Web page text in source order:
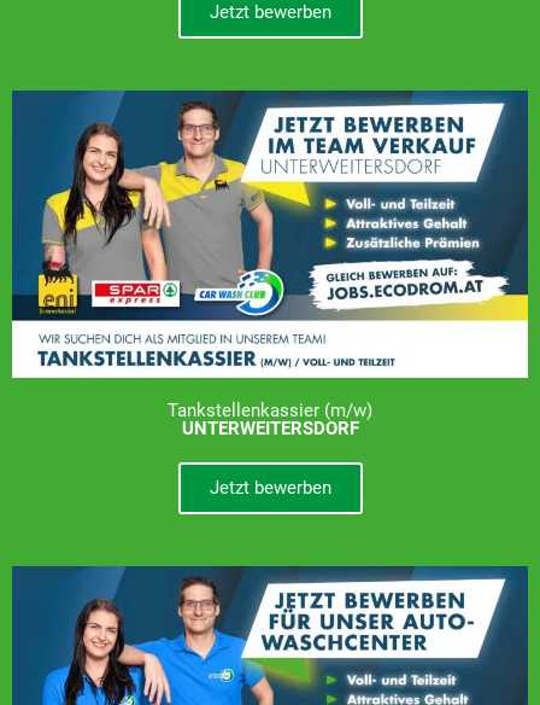
Jetzt bewerben
Tankstellenkassier (m/w)
UNTERWEITERSDORF
Jetzt bewerben